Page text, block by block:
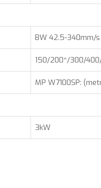
BW 42.5-340mm/s
150/200*/300/
MP W7100SP:
3kW